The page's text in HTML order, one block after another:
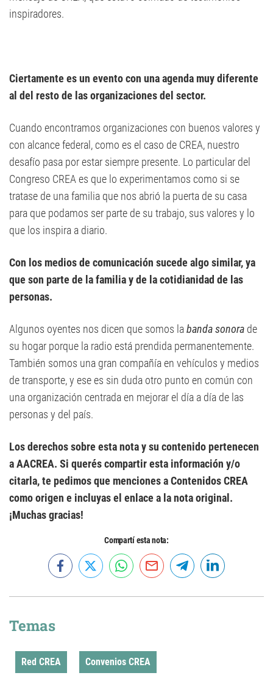
inspiradores.
Ciertamente es un evento con una agenda muy diferente
al del resto de las organizaciones del sector.
Cuando encontramos organizaciones con buenos valores y
con alcance federal, como es el caso de CREA, nuestro
desafío pasa por estar siempre presente. Lo particular del
Congreso CREA es que lo experimentamos como si se
tratase de una familia que nos abrió la puerta de su casa
para que podamos ser parte de su trabajo, sus valores y lo
que los inspira a diario.
Con los medios de comunicación sucede algo similar, ya
que son parte de la familia y de la cotidianidad de las
personas.
Algunos oyentes nos dicen que somos labanda sonora de
su hogar porque la radio está prendida permanentemente.
También somos una gran compañía en vehículos y medios
de transporte, y ese es sin duda otro punto en común con
una organización centrada en mejorar el día a día de las
personas y del país.
Los derechos sobre esta nota y su contenido pertenecen
a AACREA. Si querés compartir esta información y/o
citarla, te pedimos que menciones a Contenidos CREA
como origen e incluyas el enlace a la nota original.
¡Muchas gracias!
Compartí esta nota:
Temas
Red CREA Convenios CREA